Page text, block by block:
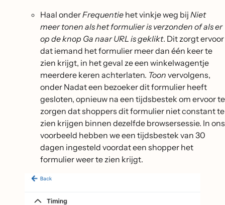
Haal onderFrequentie het vinkje weg bij Niet
meer tonen als het formulier is verzonden of als er
op de knop Ga naar URL is geklikt. Dit zorgt ervoor
dat iemand het formulier meer dan één keer te
zien krijgt, in het geval ze een winkelwagentje
meerdere keren achterlaten. Toon vervolgens,
onder Nadat een bezoeker dit formulier heeft
gesloten, opnieuw na een tijdsbestek om ervoor te
zorgen dat shoppers dit formulier niet constant te
zien krijgen binnen dezelfde browsersessie. In ons
voorbeeld hebben we een tijdsbestek van 30
dagen ingesteld voordat een shopper het
formulier weer te zien krijgt.